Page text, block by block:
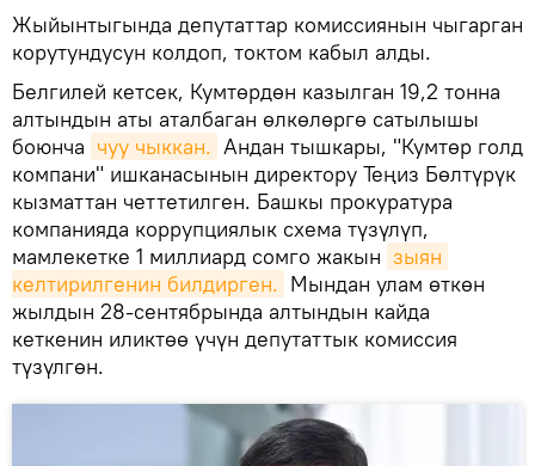
Жыйынтыгында депутаттар комиссиянын чыгарган
корутундусун колдоп, токтом кабыл алды.
Белгилей кетсек, Кумтөрдөн казылган 19,2 тонна
алтындын аты аталбаган өлкөлөргө сатылышы
боюнча чуу чыккан. Андан тышкары, "Кумтөр голд
компани" ишканасынын директору Теңиз Бөлтүрүк
кызматтан четтетилген. Башкы прокуратура
компанияда коррупциялык схема түзүлүп,
мамлекетке 1 миллиард сомго жакын зыян
келтирилгенин билдирген. Мындан улам өткөн
жылдын 28-сентябрында алтындын кайда
кеткенин иликтөө үчүн депутаттык комиссия
түзүлгөн.